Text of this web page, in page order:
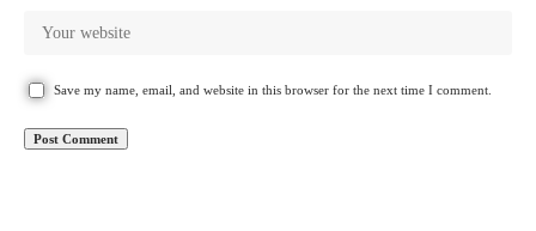
Save my name, email, and website in this browser for the next time I comment.